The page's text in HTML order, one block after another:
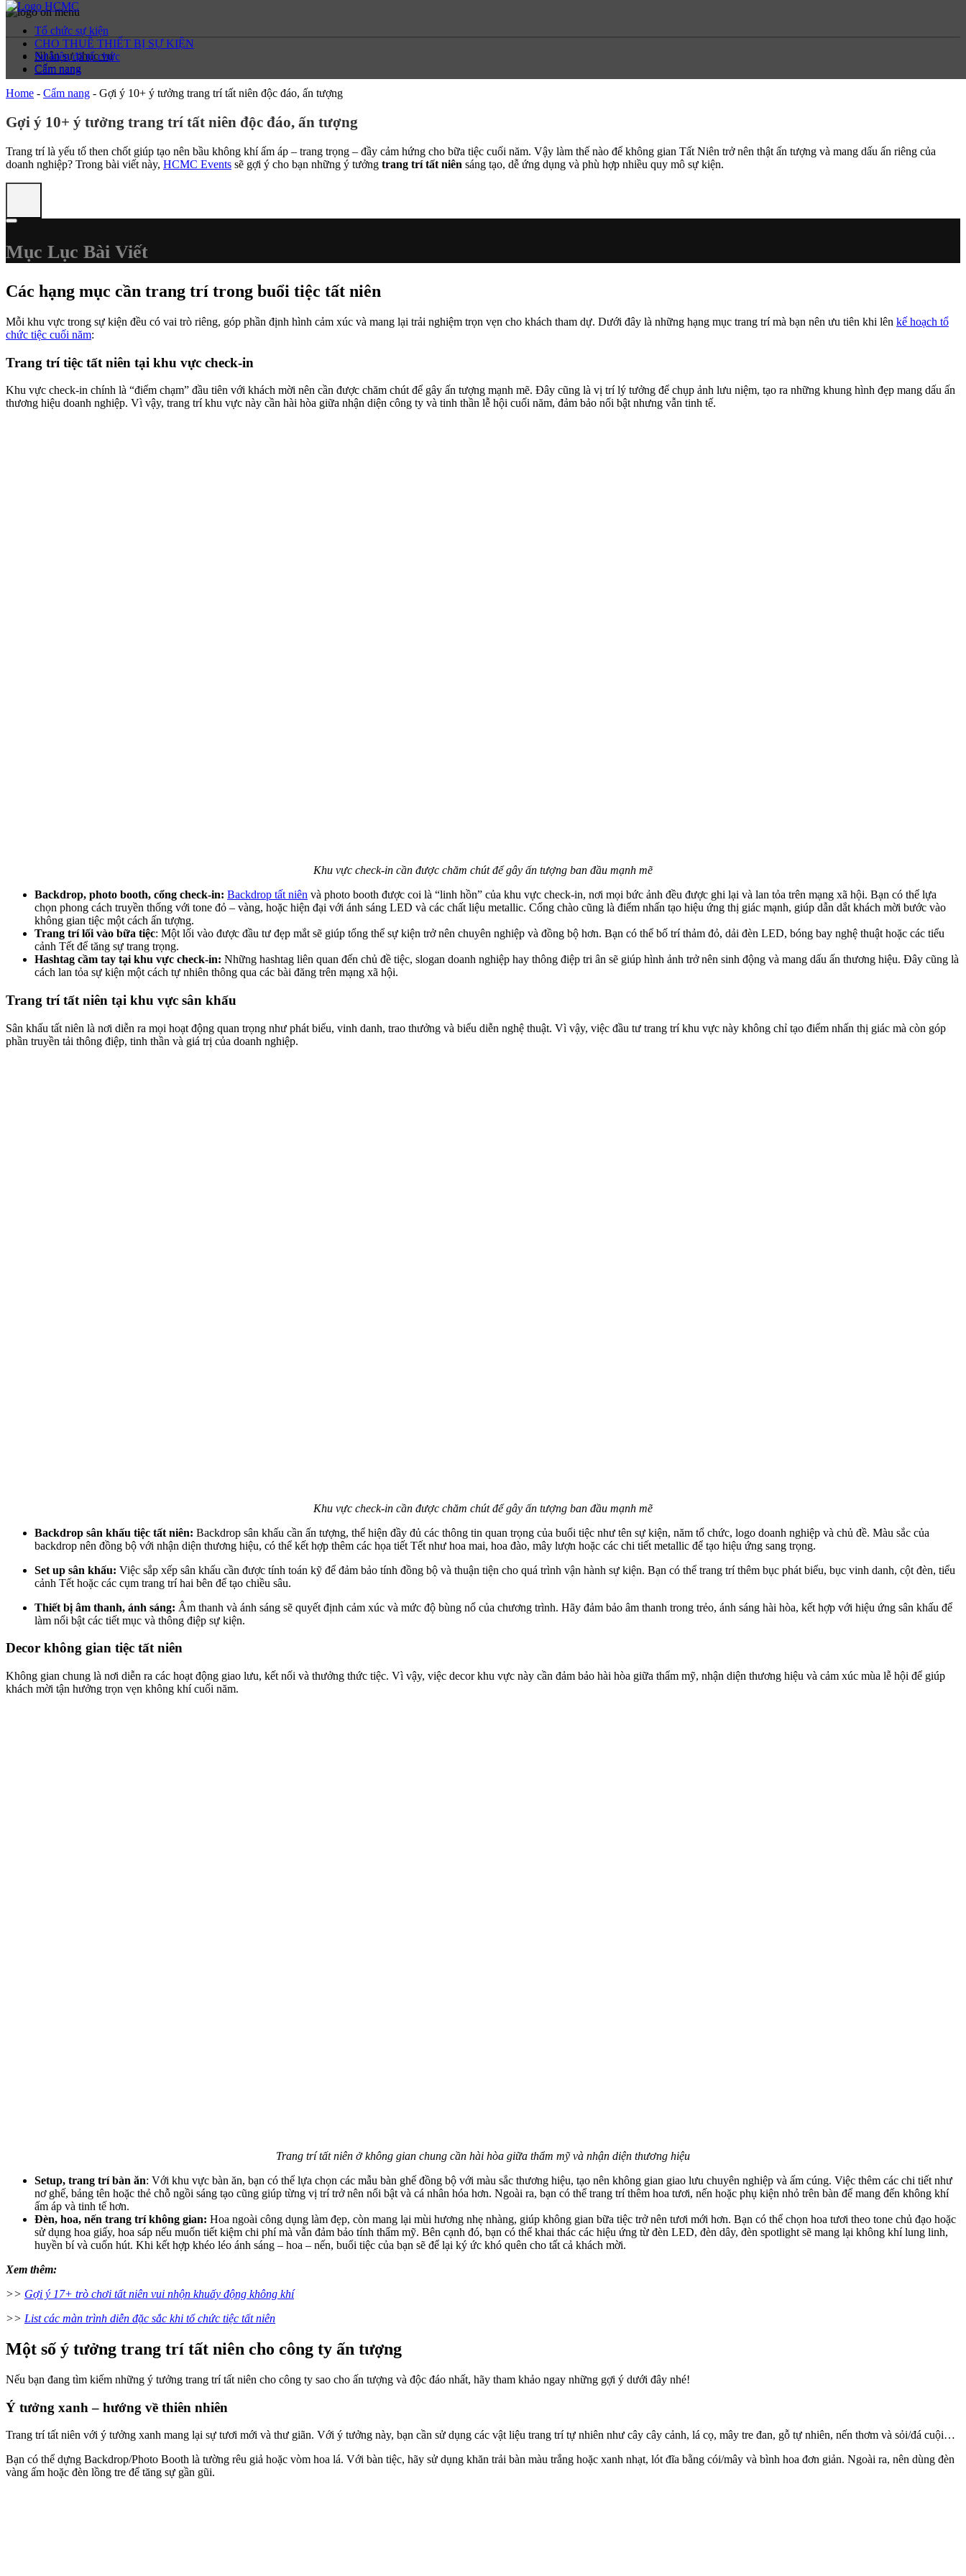
Nhân sự phục vụ
Cẩm nang
Tổ chức sự kiện
CHO THUÊ THIẾT BỊ SỰ KIỆN
Sự kiện đã tổ chức
Cẩm nang
Home - Cẩm nang - Gợi ý 10+ ý tưởng trang trí tất niên độc đáo, ấn tượng
Gợi ý 10+ ý tưởng trang trí tất niên độc đáo, ấn tượng
Trang trí là yếu tố then chốt giúp tạo nên bầu không khí ấm áp – trang trọng – đầy cảm hứng cho bữa tiệc cuối năm. Vậy làm thế nào để không gian Tất Niên trở nên thật ấn tượng và mang dấu ấn riêng của
doanh nghiệp? Trong bài viết này, HCMC Events sẽ gợi ý cho bạn những ý tưởng trang trí tất niên sáng tạo, dễ ứng dụng và phù hợp nhiều quy mô sự kiện.
Mục Lục Bài Viết
Các hạng mục cần trang trí trong buổi tiệc tất niên
Mỗi khu vực trong sự kiện đều có vai trò riêng, góp phần định hình cảm xúc và mang lại trải nghiệm trọn vẹn cho khách tham dự. Dưới đây là những hạng mục trang trí mà bạn nên ưu tiên khi lên kế hoạch tổ
chức tiệc cuối năm:
Trang trí tiệc tất niên tại khu vực check-in
Khu vực check-in chính là “điểm chạm” đầu tiên với khách mời nên cần được chăm chút để gây ấn tượng mạnh mẽ. Đây cũng là vị trí lý tưởng để chụp ảnh lưu niệm, tạo ra những khung hình đẹp mang dấu ấn
thương hiệu doanh nghiệp. Vì vậy, trang trí khu vực này cần hài hòa giữa nhận diện công ty và tinh thần lễ hội cuối năm, đảm bảo nổi bật nhưng vẫn tinh tế.
Khu vực check-in cần được chăm chút để gây ấn tượng ban đầu mạnh mẽ
Backdrop, photo booth, cổng check-in: Backdrop tất niên và photo booth được coi là “linh hồn” của khu vực check-in, nơi mọi bức ảnh đều được ghi lại và lan tỏa trên mạng xã hội. Bạn có thể lựa
chọn phong cách truyền thống với tone đỏ – vàng, hoặc hiện đại với ánh sáng LED và các chất liệu metallic. Cổng chào cũng là điểm nhấn tạo hiệu ứng thị giác mạnh, giúp dẫn dắt khách mời bước vào
không gian tiệc một cách ấn tượng.
Trang trí lối vào bữa tiệc: Một lối vào được đầu tư đẹp mắt sẽ giúp tổng thể sự kiện trở nên chuyên nghiệp và đồng bộ hơn. Bạn có thể bố trí thảm đỏ, dải đèn LED, bóng bay nghệ thuật hoặc các tiểu
cảnh Tết để tăng sự trang trọng.
Hashtag cầm tay tại khu vực check-in: Những hashtag liên quan đến chủ đề tiệc, slogan doanh nghiệp hay thông điệp tri ân sẽ giúp hình ảnh trở nên sinh động và mang dấu ấn thương hiệu. Đây cũng là
cách lan tỏa sự kiện một cách tự nhiên thông qua các bài đăng trên mạng xã hội.
Trang trí tất niên tại khu vực sân khấu
Sân khấu tất niên là nơi diễn ra mọi hoạt động quan trọng như phát biểu, vinh danh, trao thưởng và biểu diễn nghệ thuật. Vì vậy, việc đầu tư trang trí khu vực này không chỉ tạo điểm nhấn thị giác mà còn góp
phần truyền tải thông điệp, tinh thần và giá trị của doanh nghiệp.
Khu vực check-in cần được chăm chút để gây ấn tượng ban đầu mạnh mẽ
Backdrop sân khấu tiệc tất niên: Backdrop sân khấu cần ấn tượng, thể hiện đầy đủ các thông tin quan trọng của buổi tiệc như tên sự kiện, năm tổ chức, logo doanh nghiệp và chủ đề. Màu sắc của
backdrop nên đồng bộ với nhận diện thương hiệu, có thể kết hợp thêm các họa tiết Tết như hoa mai, hoa đào, mây lượn hoặc các chi tiết metallic để tạo hiệu ứng sang trọng.
Set up sân khấu: Việc sắp xếp sân khấu cần được tính toán kỹ để đảm bảo tính đồng bộ và thuận tiện cho quá trình vận hành sự kiện. Bạn có thể trang trí thêm bục phát biểu, bục vinh danh, cột đèn, tiểu
cảnh Tết hoặc các cụm trang trí hai bên để tạo chiều sâu.
Thiết bị âm thanh, ánh sáng: Âm thanh và ánh sáng sẽ quyết định cảm xúc và mức độ bùng nổ của chương trình. Hãy đảm bảo âm thanh trong trẻo, ánh sáng hài hòa, kết hợp với hiệu ứng sân khấu để
làm nổi bật các tiết mục và thông điệp sự kiện.
Decor không gian tiệc tất niên
Không gian chung là nơi diễn ra các hoạt động giao lưu, kết nối và thưởng thức tiệc. Vì vậy, việc decor khu vực này cần đảm bảo hài hòa giữa thẩm mỹ, nhận diện thương hiệu và cảm xúc mùa lễ hội để giúp
khách mời tận hưởng trọn vẹn không khí cuối năm.
Trang trí tất niên ở không gian chung cần hài hòa giữa thẩm mỹ và nhận diện thương hiệu
Setup, trang trí bàn ăn: Với khu vực bàn ăn, bạn có thể lựa chọn các mẫu bàn ghế đồng bộ với màu sắc thương hiệu, tạo nên không gian giao lưu chuyên nghiệp và ấm cúng. Việc thêm các chi tiết như
nơ ghế, bảng tên hoặc thẻ chỗ ngồi sáng tạo cũng giúp từng vị trí trở nên nổi bật và cá nhân hóa hơn. Ngoài ra, bạn có thể trang trí thêm hoa tươi, nến hoặc phụ kiện nhỏ trên bàn để mang đến không khí
ấm áp và tinh tế hơn.
Đèn, hoa, nến trang trí không gian: Hoa ngoài công dụng làm đẹp, còn mang lại mùi hương nhẹ nhàng, giúp không gian bữa tiệc trở nên tươi mới hơn. Bạn có thể chọn hoa tươi theo tone chủ đạo hoặc
sử dụng hoa giấy, hoa sáp nếu muốn tiết kiệm chi phí mà vẫn đảm bảo tính thẩm mỹ. Bên cạnh đó, bạn có thể khai thác các hiệu ứng từ đèn LED, đèn dây, đèn spotlight sẽ mang lại không khí lung linh,
huyền bí và cuốn hút. Khi kết hợp khéo léo ánh sáng – hoa – nến, buổi tiệc của bạn sẽ để lại ký ức khó quên cho tất cả khách mời.
Xem thêm:
>> Gợi ý 17+ trò chơi tất niên vui nhộn khuấy động không khí
>> List các màn trình diễn đặc sắc khi tổ chức tiệc tất niên
Một số ý tưởng trang trí tất niên cho công ty ấn tượng
Nếu bạn đang tìm kiếm những ý tưởng trang trí tất niên cho công ty sao cho ấn tượng và độc đáo nhất, hãy tham khảo ngay những gợi ý dưới đây nhé!
Ý tưởng xanh – hướng về thiên nhiên
Trang trí tất niên với ý tưởng xanh mang lại sự tươi mới và thư giãn. Với ý tưởng này, bạn cần sử dụng các vật liệu trang trí tự nhiên như cây cây cảnh, lá cọ, mây tre đan, gỗ tự nhiên, nến thơm và sỏi/đá cuội…
Bạn có thể dựng Backdrop/Photo Booth là tường rêu giả hoặc vòm hoa lá. Với bàn tiệc, hãy sử dụng khăn trải bàn màu trắng hoặc xanh nhạt, lót đĩa bằng cói/mây và bình hoa đơn giản. Ngoài ra, nên dùng đèn
vàng ấm hoặc đèn lồng tre để tăng sự gần gũi.